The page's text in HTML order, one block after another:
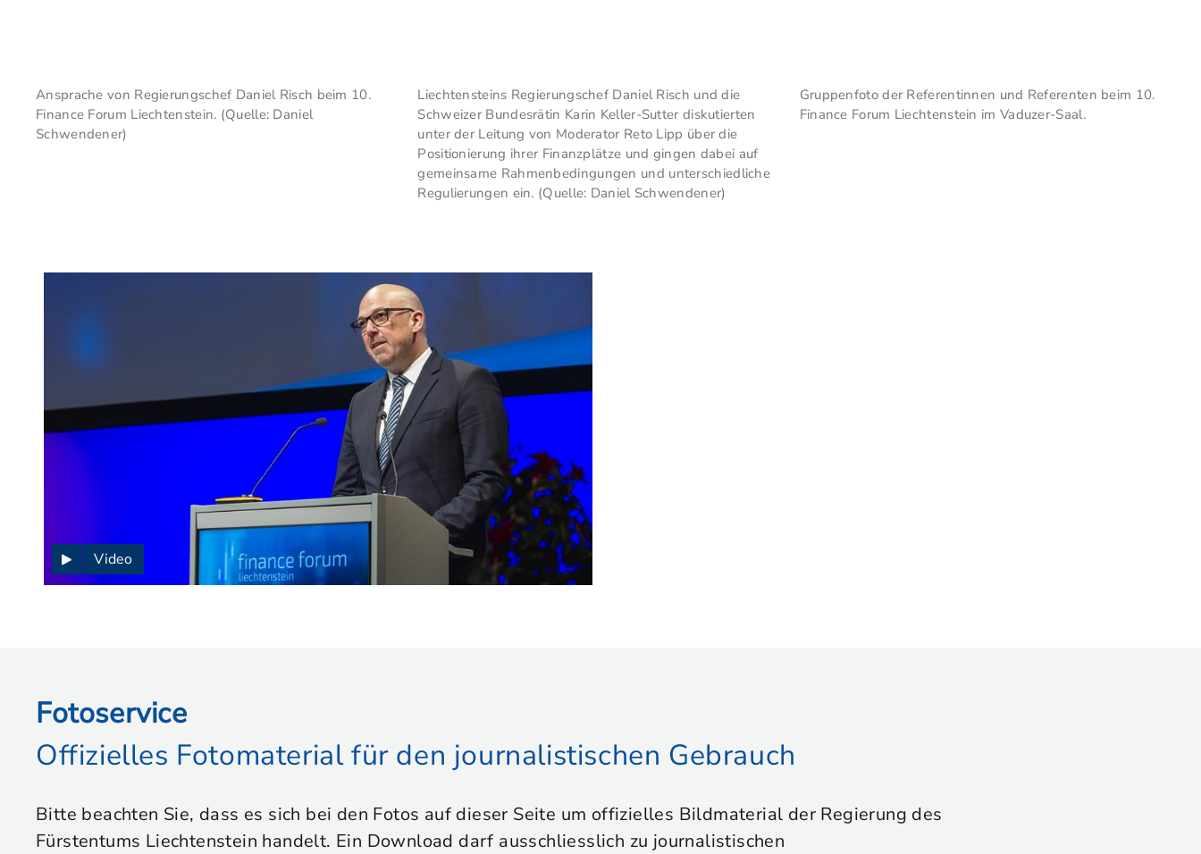
Ansprache von Regierungschef Daniel Risch beim 10.
Finance Forum Liechtenstein. (Quelle: Daniel
Schwendener)
Liechtensteins Regierungschef Daniel Risch und die
Schweizer Bundesrätin Karin Keller-Sutter diskutierten
unter der Leitung von Moderator Reto Lipp über die
Positionierung ihrer Finanzplätze und gingen dabei auf
gemeinsame Rahmenbedingungen und unterschiedliche
Regulierungen ein. (Quelle: Daniel Schwendener)
Gruppenfoto der Referentinnen und Referenten beim 10.
Finance Forum Liechtenstein im Vaduzer-Saal.
Video
Fotoservice
Offizielles Fotomaterial für den journalistischen Gebrauch
Bitte beachten Sie, dass es sich bei den Fotos auf dieser Seite um offizielles Bildmaterial der Regierung des
Fürstentums Liechtenstein handelt. Ein Download darf ausschliesslich zu journalistischen